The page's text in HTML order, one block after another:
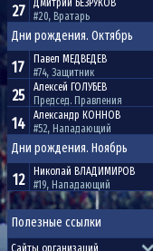
27 Дмитрий БЕЗРУКОВ
#20, Вратарь
Дни рождения. Октябрь
17 Павел МЕДВЕДЕВ
#74, Защитник
25 Алексей ГОЛУБЕВ
Председ. Правления
14 Александр КОННОВ
#52, Нападающий
Дни рождения. Ноябрь
12 Николай ВЛАДИМИРОВ
#19, Нападающий
Полезные ссылки